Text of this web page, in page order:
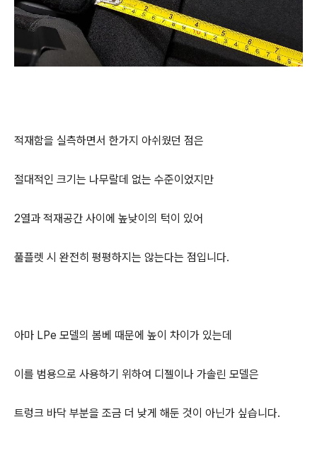
적재함을 실측하면서 한가지 아쉬웠던 점은
절대적인 크기는 나무랄데 없는 수준이었지만
2열과 적재공간 사이에 높낮이의 턱이 있어
풀플렛 시 완전히 평평하지는 않는다는 점입니다.
아마 LPe 모델의 봄베 때문에 높이 차이가 있는데
이를 범용으로 사용하기 위하여 디젤이나 가솔린 모델은
트렁크 바닥 부분을 조금 더 낮게 해둔 것이 아닌가 싶습니다.